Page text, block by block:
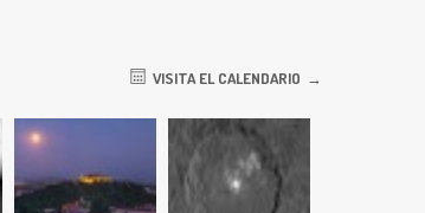
VISITA EL CALENDARIO